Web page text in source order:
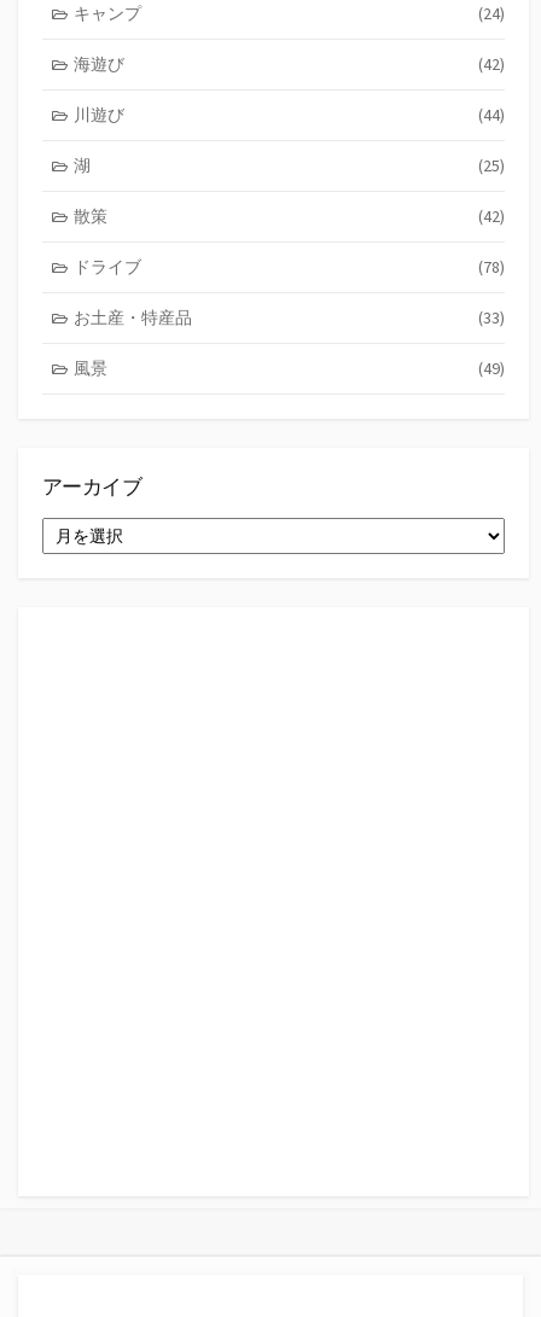
キャンプ (24)
海遊び (42)
川遊び (44)
湖 (25)
散策 (42)
ドライブ (78)
お土産・特産品 (33)
風景 (49)
アーカイブ
ー